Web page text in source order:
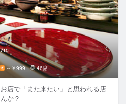
～￥999 46席
店で「また来たい」と思われる店
か？